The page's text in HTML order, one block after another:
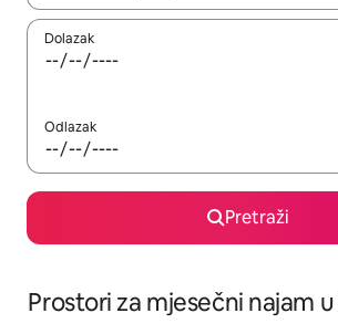
Dolazak
Odlazak
Pretraži
Prostori za mjesečni najam